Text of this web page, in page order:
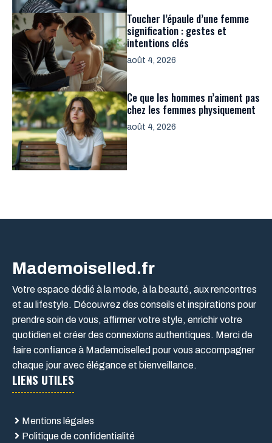
Toucher l’épaule d’une femme
signification : gestes et
intentions clés
août 4, 2026
Ce que les hommes n’aiment pas
chez les femmes physiquement
août 4, 2026
Mademoiselled.fr
Votre espace dédié à la mode, à la beauté, aux rencontres
et au lifestyle. Découvrez des conseils et inspirations pour
prendre soin de vous, affirmer votre style, enrichir votre
quotidien et créer des connexions authentiques. Merci de
faire confiance à Mademoiselled pour vous accompagner
chaque jour avec élégance et bienveillance.
LIENS UTILES
Mentions légales
Politique de confidentialité